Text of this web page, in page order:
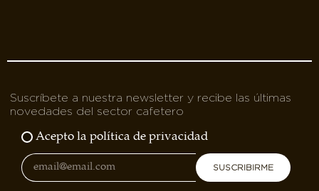
Suscríbete a nuestra newsletter y recibe las últimas
novedades del sector cafetero
Acepto la política de privacidad
SUSCRIBIRME